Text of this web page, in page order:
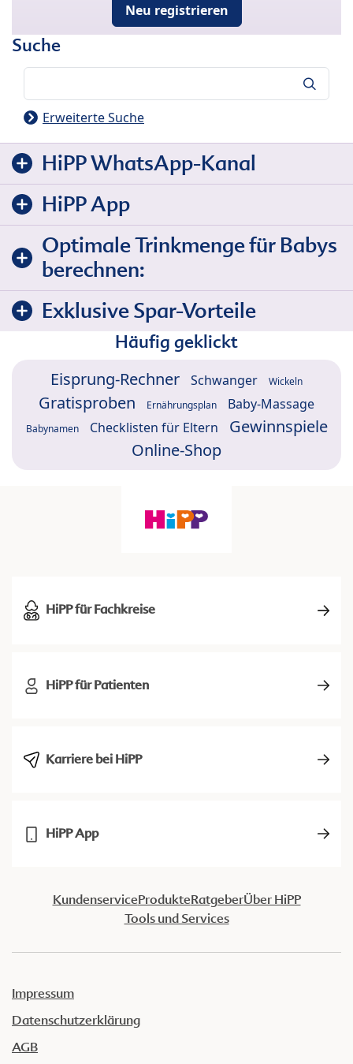
Neu registrieren
Suche
Erweiterte Suche
HiPP WhatsApp-Kanal
HiPP App
Optimale Trinkmenge für Babys
berechnen:
Exklusive Spar-Vorteile
Häufig geklickt
Eisprung-Rechner Schwanger Wickeln
Gratisproben Ernährungsplan Baby-Massage
Babynamen Checklisten für Eltern
Gewinnspiele
Online-Shop
HiPP für Fachkreise
HiPP für Patienten
Karriere bei HiPP
HiPP App
KundenserviceProdukteRatgeberÜber HiPP
Tools und Services
Impressum
Datenschutzerklärung
AGB